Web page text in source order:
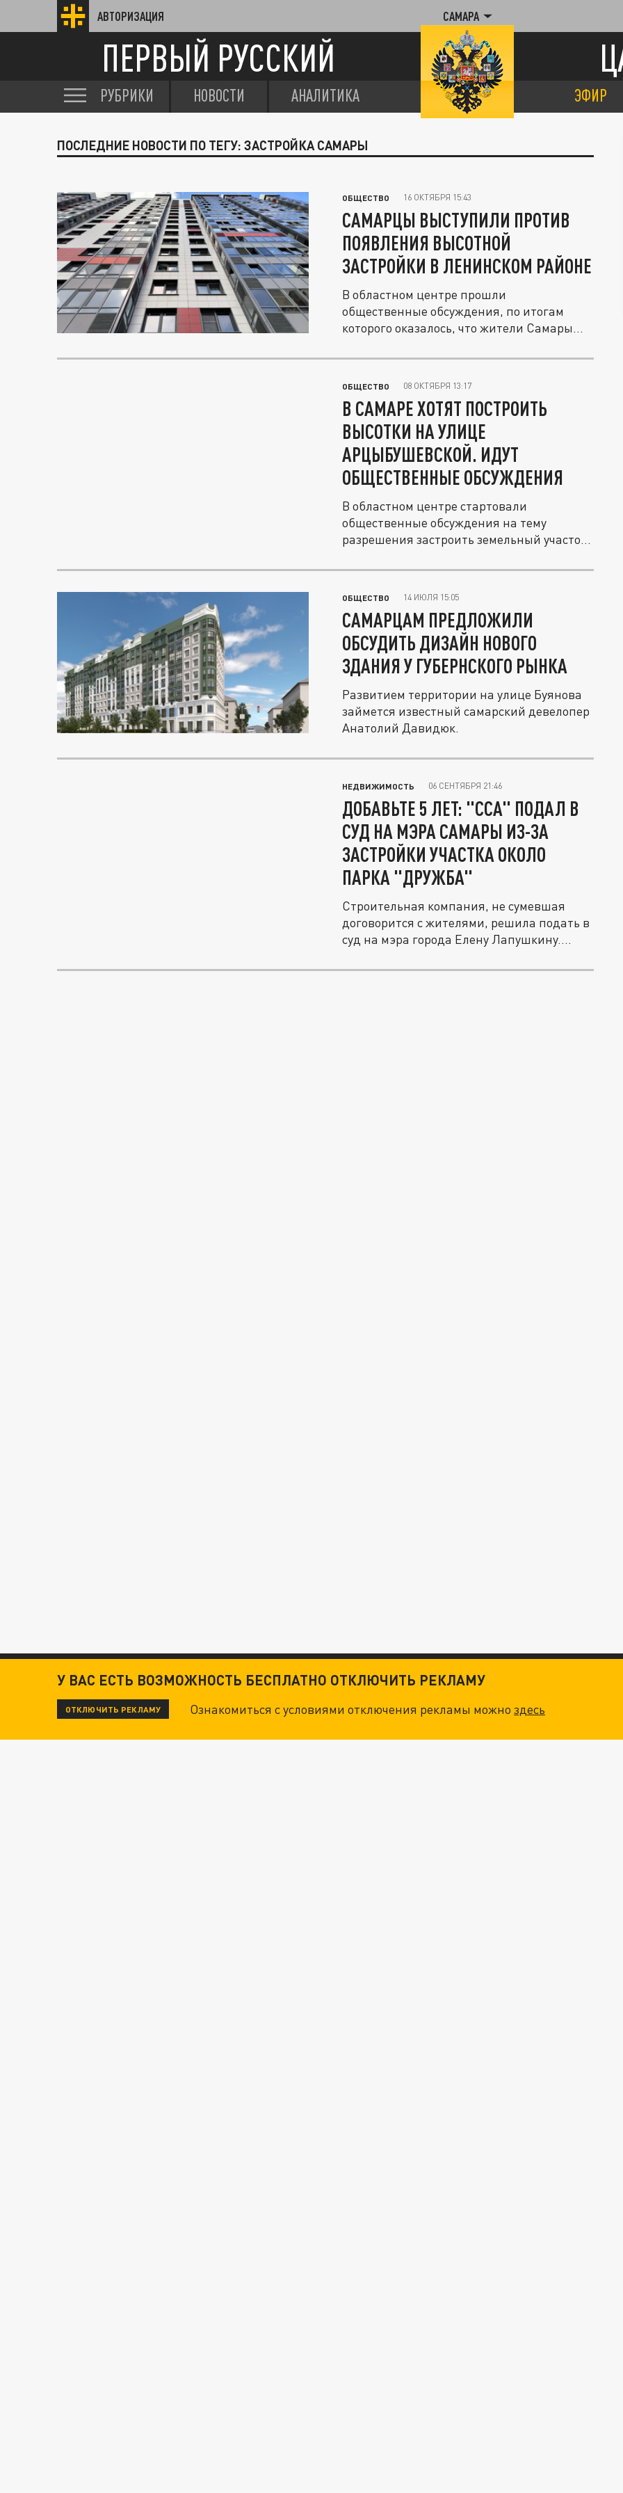
АВТОРИЗАЦИЯ САМАРА
ПЕРВЫЙ РУССКИЙ
РУБРИКИ НОВОСТИ АНАЛИТИКА ЭФИР
ПОСЛЕДНИЕ НОВОСТИ ПО ТЕГУ: ЗАСТРОЙКА САМАРЫ
ОБЩЕСТВО 16 ОКТЯБРЯ 15:43
САМАРЦЫ ВЫСТУПИЛИ ПРОТИВ
ПОЯВЛЕНИЯ ВЫСОТНОЙ
ЗАСТРОЙКИ В ЛЕНИНСКОМ РАЙОНЕ
В областном центре прошли
общественные обсуждения, по итогам
которого оказалось, что жители Самары
ОБЩЕСТВО 08 ОКТЯБРЯ 13:17
В САМАРЕ ХОТЯТ ПОСТРОИТЬ
ВЫСОТКИ НА УЛИЦЕ
АРЦЫБУШЕВСКОЙ. ИДУТ
ОБЩЕСТВЕННЫЕ ОБСУЖДЕНИЯ
В областном центре стартовали
общественные обсуждения на тему
разрешения застроить земельный участок
ОБЩЕСТВО 14 ИЮЛЯ 15:05
САМАРЦАМ ПРЕДЛОЖИЛИ
ОБСУДИТЬ ДИЗАЙН НОВОГО
ЗДАНИЯ У ГУБЕРНСКОГО РЫНКА
Развитием территории на улице Буянова
займется известный самарский девелопер
Анатолий Давидюк.
НЕДВИЖИМОСТЬ 06 СЕНТЯБРЯ 21:46
ДОБАВЬТЕ 5 ЛЕТ: "ССА" ПОДАЛ В
СУД НА МЭРА САМАРЫ ИЗ-ЗА
ЗАСТРОЙКИ УЧАСТКА ОКОЛО
ПАРКА "ДРУЖБА"
Строительная компания, не сумевшая
договорится с жителями, решила подать в
суд на мэра города Елену Лапушкину....
У ВАС ЕСТЬ ВОЗМОЖНОСТЬ БЕСПЛАТНО ОТКЛЮЧИТЬ РЕКЛАМУ
ОТКЛЮЧИТЬ РЕКЛАМУ Ознакомиться с условиями отключения рекламы можноздесь